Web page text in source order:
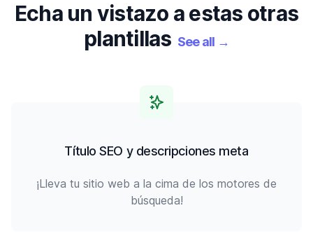
Echa un vistazo a estas otras
plantillas See all →
Título SEO y descripciones meta
¡Lleva tu sitio web a la cima de los motores de
búsqueda!